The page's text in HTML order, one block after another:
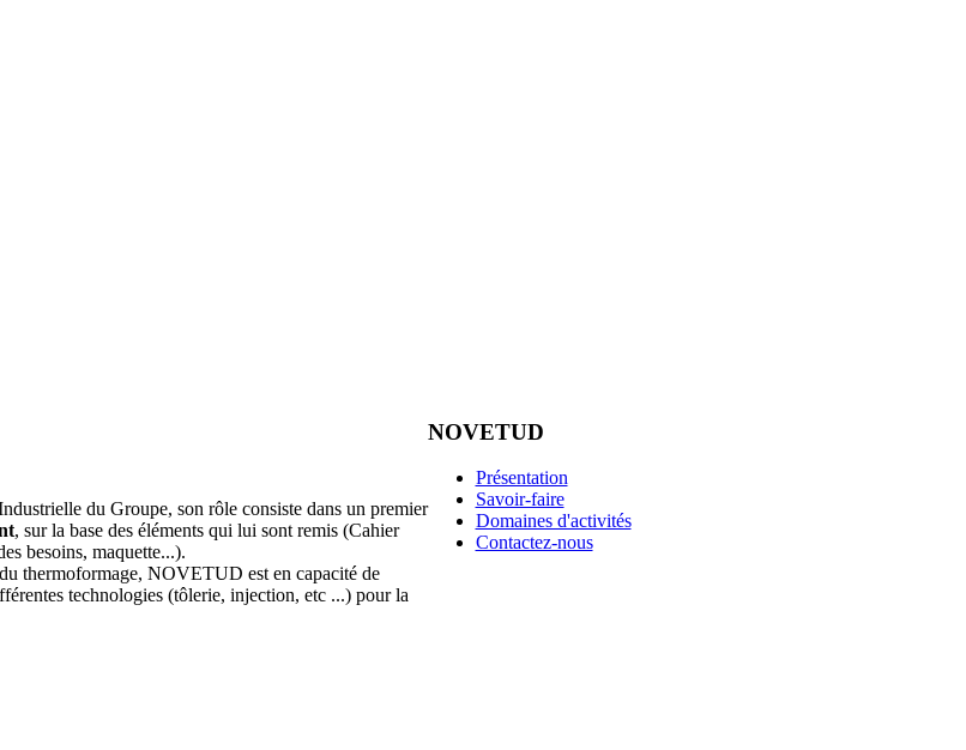
du Groupe, son rôle consiste dans un premier
, sur la base des éléments qui lui sont remis (Cahier
besoins, maquette...).
thermoformage, NOVETUD est en capacité de
technologies (tôlerie, injection, etc ...) pour la
NOVETUD
Présentation
Savoir-faire
Domaines d'activités
Contactez-nous